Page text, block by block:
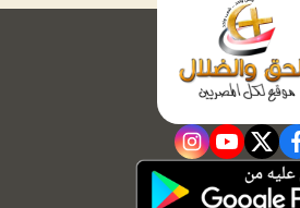
facebook
twitter
youtube
instagram